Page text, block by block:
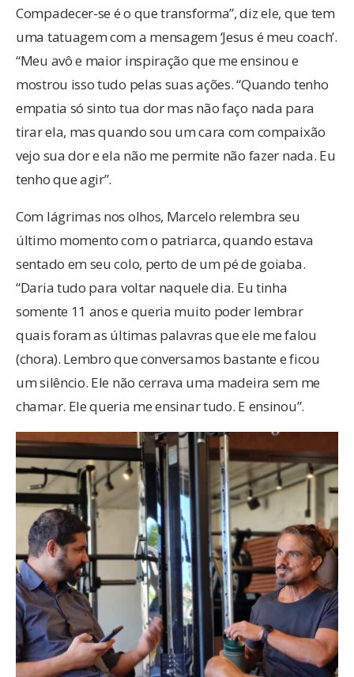
Compadecer-se é o que transforma”, diz ele, que tem
uma tatuagem com a mensagem ‘Jesus é meu coach’.
“Meu avô e maior inspiração que me ensinou e
mostrou isso tudo pelas suas ações. “Quando tenho
empatia só sinto tua dor mas não faço nada para
tirar ela, mas quando sou um cara com compaixão
vejo sua dor e ela não me permite não fazer nada. Eu
tenho que agir”.
Com lágrimas nos olhos, Marcelo relembra seu
último momento com o patriarca, quando estava
sentado em seu colo, perto de um pé de goiaba.
“Daria tudo para voltar naquele dia. Eu tinha
somente 11 anos e queria muito poder lembrar
quais foram as últimas palavras que ele me falou
(chora). Lembro que conversamos bastante e ficou
um silêncio. Ele não cerrava uma madeira sem me
chamar. Ele queria me ensinar tudo. E ensinou”.